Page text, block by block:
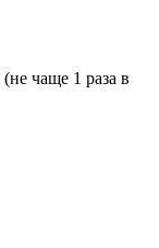
чаще 1 раза в